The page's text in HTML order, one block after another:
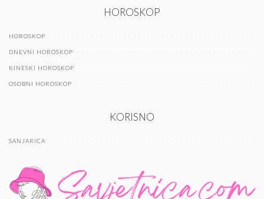
HOROSKOP
HOROSKOP
DNEVNI HOROSKOP
KINESKI HOROSKOP
OSOBNI HOROSKOP
KORISNO
SANJARICA